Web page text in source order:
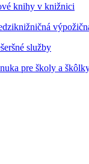
knihy v knižnici
služby
pre školy a